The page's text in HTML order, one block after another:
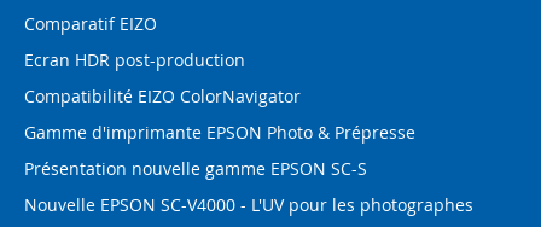
Comparatif EIZO
Ecran HDR post-production
Compatibilité EIZO ColorNavigator
Gamme d'imprimante EPSON Photo & Prépresse
Présentation nouvelle gamme EPSON SC-S
Nouvelle EPSON SC-V4000 - L'UV pour les photographes